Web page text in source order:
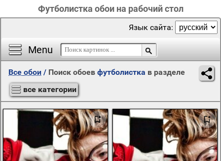
Футболистка обои на рабочий стол
Menu
Язык сайта:
Все обои / Поиск обоев футболистка в разделе
все категории